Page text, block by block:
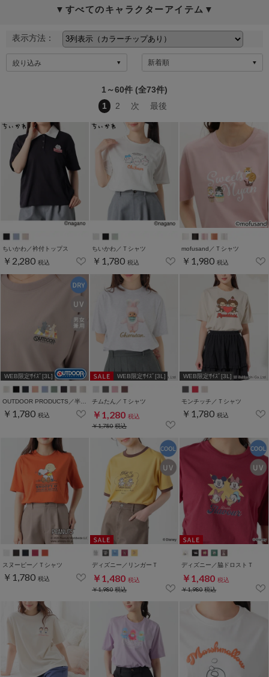
▼すべてのキャラクターアイテム▼
表示方法：
絞り込み
1～60件 (全73件)
1
2 次 最後
ちいかわ／衿付トップス
￥2,280 税込
ちいかわ／Ｔシャツ
￥1,780 税込
mofusand／Ｔシャツ
￥1,980 税込
WEB限定ｻｲｽﾞ[3L]
￥1,780 税込
WEB限定ｻｲｽﾞ[3L]
チムたん／Ｔシャツ
￥1,280 税込
￥1,780税込
WEB限定ｻｲｽﾞ[3L]
モンチッチ／Ｔシャツ
￥1,780 税込
スヌーピー／Ｔシャツ
￥1,780 税込
ディズニー／リンガーＴ
￥1,480 税込
￥1,980税込
ディズニー／脇ドロストＴ
￥1,480 税込
￥1,980税込